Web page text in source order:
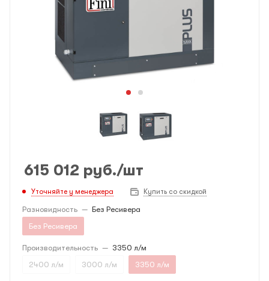
615 012 руб./шт
Уточняйте у менеджера Купить со скидкой
Разновидность — Без Ресивера
Без Ресивера
Производительность — 3350 л/м
2400 л/м
3000 л/м 3350 л/м